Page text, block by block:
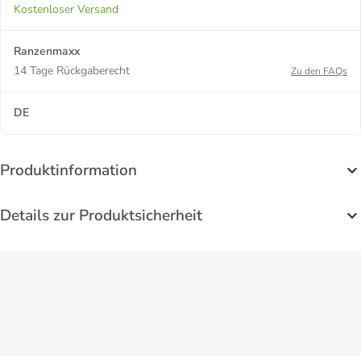
Kostenloser Versand
Ranzenmaxx
14 Tage Rückgaberecht
Zu den FAQs
DE
Produktinformation
Details zur Produktsicherheit